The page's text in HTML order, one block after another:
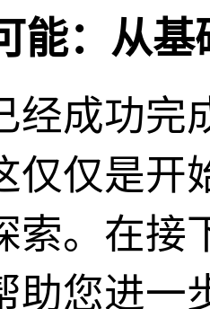
能：从
经成功完
仅仅是开
索。在接
助您进一